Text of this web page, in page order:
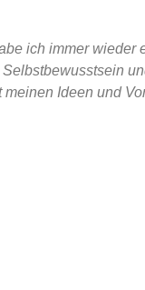
ich immer
Ideen und